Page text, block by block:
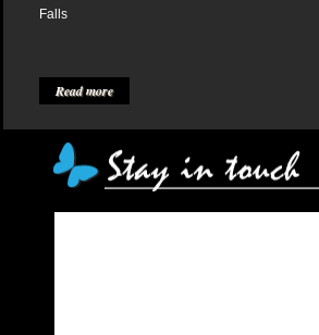
Falls
Read more